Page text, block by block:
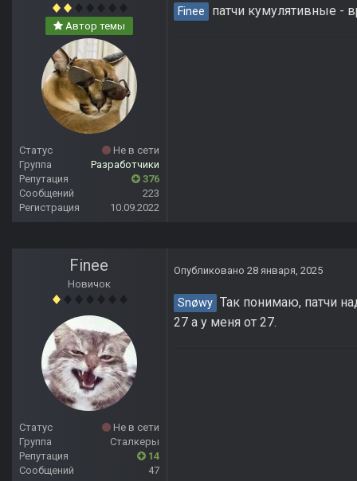
Автор темы
Статус
Не в сети
Группа
Разработчики
Репутация
376
Сообщений
223
Регистрация
10.09.2022
Finee патчи кумулятивные -
Finee
Новичок
Статус
Не в сети
Группа
Сталкеры
Репутация
14
Сообщений
47
Опубликовано 28 января, 2025
Snøwy Так понимаю, патчи
27 а у меня от 27.